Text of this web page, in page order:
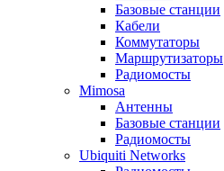
Базовые станции
Кабели
Коммутаторы
Маршрутизаторы
Радиомосты
Mimosa
Антенны
Базовые станции
Радиомосты
Ubiquiti Networks